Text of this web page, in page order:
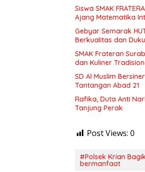
Siswa SMAK
Ajang Matematika
Gebyar Semarak
Berkualitas dan
SMAK Frateran
dan Kuliner
SD Al Muslim
Tantangan Abad 21
Rafika, Duta Anti
Tanjung Perak
Post Views: 0
#Polsek Krian
bermanfaat